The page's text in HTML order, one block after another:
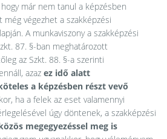
már nem tanul a képzésben
még végezhet a szakképzési
A munkaviszony a szakképzési
87. §-ban meghatározott
az Szkt. 88. §-a szerinti
azaz ez idő alatt
a képzésben részt vevő
ha a felek az eset valamennyi
úgy döntenek, a szakképzési
megegyezéssel meg is